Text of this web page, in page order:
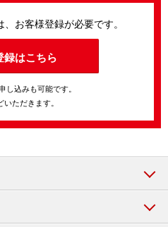
お客様登録が必要です。
録はこちら
し込みも可能です。
いただきます。